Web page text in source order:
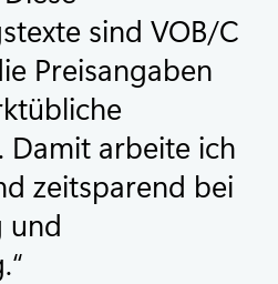
sind VOB/C
Preisangaben
Damit arbeite ich
zeitsparend bei
und